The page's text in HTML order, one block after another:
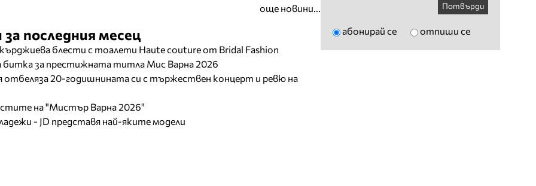
още новини...
последния месец
блести с тоалети Haute couture от Bridal Fashion
битка за престижната титла Мис Варна 2026
20-годишнината си с тържествен концерт и ревю на
на "Мистър Варна 2026"
- JD представя най-яките модели
Потвърди
абонирай се отпиши се